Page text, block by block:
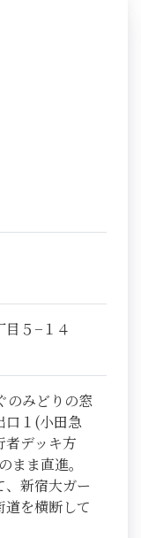
目５−１４
のみどりの窓
口１(小田急
者デッキ方
まま直進。
、新宿大ガー
道を横断して